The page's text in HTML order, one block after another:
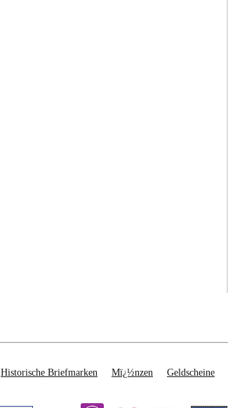
Historische Briefmarken Mï¿½nzen Geldscheine